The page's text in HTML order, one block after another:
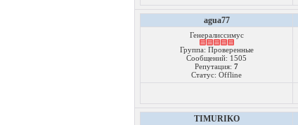
agua77
Генералиссимус
Группа: Проверенные
Сообщений: 1505
Репутация: 7
Статус: Offline
TIMURIKO